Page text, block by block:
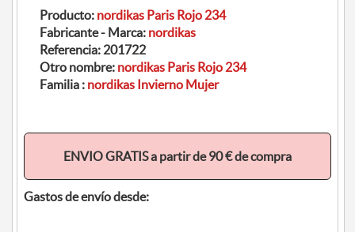
Producto: nordikas Paris Rojo 234
Fabricante - Marca: nordikas
Referencia: 201722
Otro nombre: nordikas Paris Rojo 234
Familia : nordikas Invierno Mujer
ENVIO GRATIS a partir de 90 € de compra
Gastos de envío desde: